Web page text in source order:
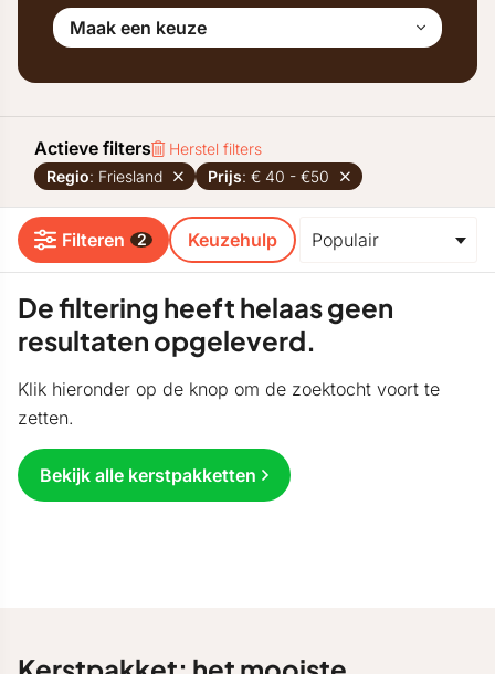
Maak een keuze
Actieve filters
Herstel filters
Regio: Friesland Prijs: € 40 - €50
Filteren 2 Keuzehulp
De filtering heeft helaas geen
resultaten opgeleverd.
Klik hieronder op de knop om de zoektocht voort te
zetten.
Bekijk alle kerstpakketten